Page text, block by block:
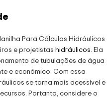
Para Cálculos Hidráulicos
e projetistas hidráulicos . Ela
de tubulações de água
e econômico. Com essa
se torna mais acessível e
Portanto, considere o